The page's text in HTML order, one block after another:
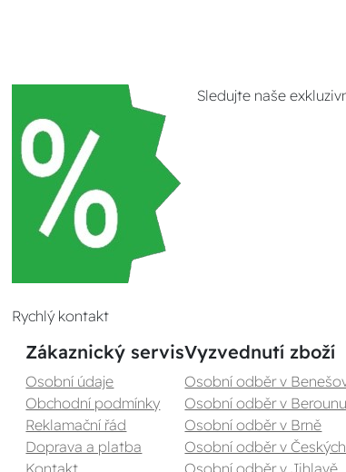
Sledujte naše
Rychlý kontakt
Zákaznický servis
Osobní údaje
Obchodní podmínky
Reklamační řád
Doprava a platba
Vyzvednutí zboží
Osobní odběr v
Osobní odběr v Berounu
Osobní odběr v Brně
Osobní odběr v